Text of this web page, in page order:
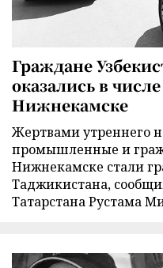
Граждане
оказались в
Нижнекамске
Жертвами утреннего
промышленные и
Нижнекамске стали
Таджикистана,
Татарстана Рустама